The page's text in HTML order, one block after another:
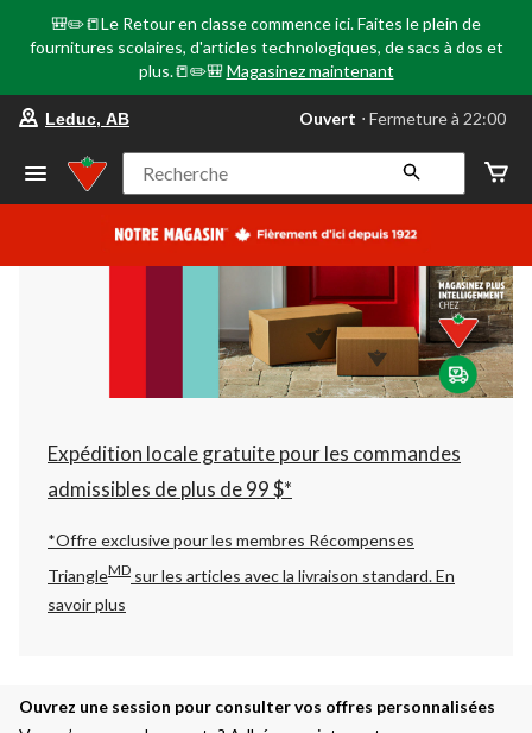
🎒✏️📒Le Retour en classe commence ici. Faites le plein de
fournitures scolaires, d'articles technologiques, de sacs à dos et
plus.📒✏️🎒 Magasinez maintenant
votre
préféré
Leduc,
AB,
courament
Fermeture
à
22:00
cliquer
pour
changer
Leduc, AB Ouvert ⋅ Fermeture à 22:00
Recherche
Expédition locale gratuite pour les commandes
admissibles de plus de 99 $*
*Offre exclusive pour les membres Récompenses
TriangleMD sur les articles avec la livraison standard.En
savoir plus
Ouvrez une session pour consulter vos offres personnalisées